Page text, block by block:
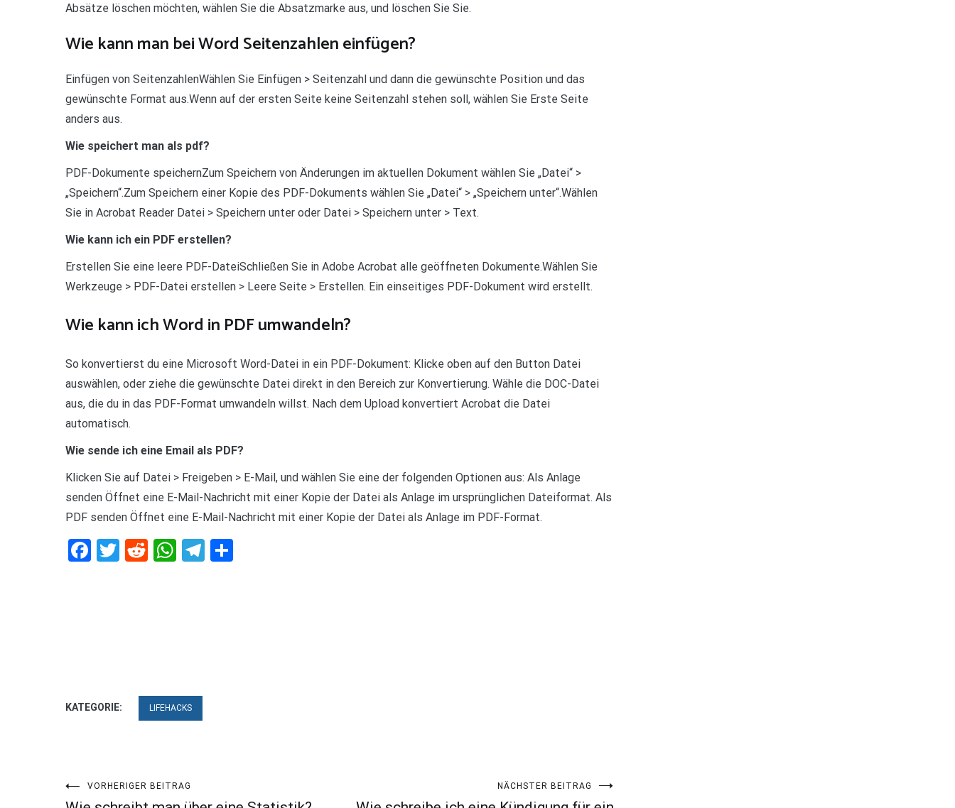
Absätze löschen möchten, wählen Sie die Absatzmarke aus, und löschen Sie Sie.
Wie kann man bei Word Seitenzahlen einfügen?
Einfügen von SeitenzahlenWählen Sie Einfügen > Seitenzahl und dann die gewünschte Position und das
gewünschte Format aus.Wenn auf der ersten Seite keine Seitenzahl stehen soll, wählen Sie Erste Seite
anders aus.
Wie speichert man als pdf?
PDF-Dokumente speichernZum Speichern von Änderungen im aktuellen Dokument wählen Sie „Datei“ >
„Speichern“.Zum Speichern einer Kopie des PDF-Dokuments wählen Sie „Datei“ > „Speichern unter“.Wählen
Sie in Acrobat Reader Datei > Speichern unter oder Datei > Speichern unter > Text.
Wie kann ich ein PDF erstellen?
Erstellen Sie eine leere PDF-DateiSchließen Sie in Adobe Acrobat alle geöffneten Dokumente.Wählen Sie
Werkzeuge > PDF-Datei erstellen > Leere Seite > Erstellen. Ein einseitiges PDF-Dokument wird erstellt.
Wie kann ich Word in PDF umwandeln?
So konvertierst du eine Microsoft Word-Datei in ein PDF-Dokument: Klicke oben auf den Button Datei
auswählen, oder ziehe die gewünschte Datei direkt in den Bereich zur Konvertierung. Wähle die DOC-Datei
aus, die du in das PDF-Format umwandeln willst. Nach dem Upload konvertiert Acrobat die Datei
automatisch.
Wie sende ich eine Email als PDF?
Klicken Sie auf Datei > Freigeben > E-Mail, und wählen Sie eine der folgenden Optionen aus: Als Anlage
senden Öffnet eine E-Mail-Nachricht mit einer Kopie der Datei als Anlage im ursprünglichen Dateiformat. Als
PDF senden Öffnet eine E-Mail-Nachricht mit einer Kopie der Datei als Anlage im PDF-Format.
Facebook
Twitter
RedditWhatsApp
Telegram
KATEGORIE: LIFEHACKS
Beitragsnavigation
VORHERIGER BEITRAG NÄCHSTER BEITRAG